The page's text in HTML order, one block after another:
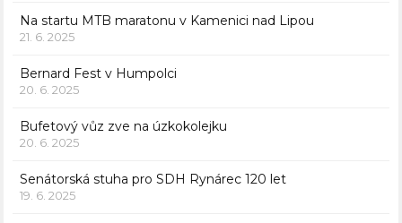
Na startu MTB maratonu v Kamenici nad Lipou
21. 6. 2025
Bernard Fest v Humpolci
20. 6. 2025
Bufetový vůz zve na úzkokolejku
20. 6. 2025
Senátorská stuha pro SDH Rynárec 120 let
19. 6. 2025